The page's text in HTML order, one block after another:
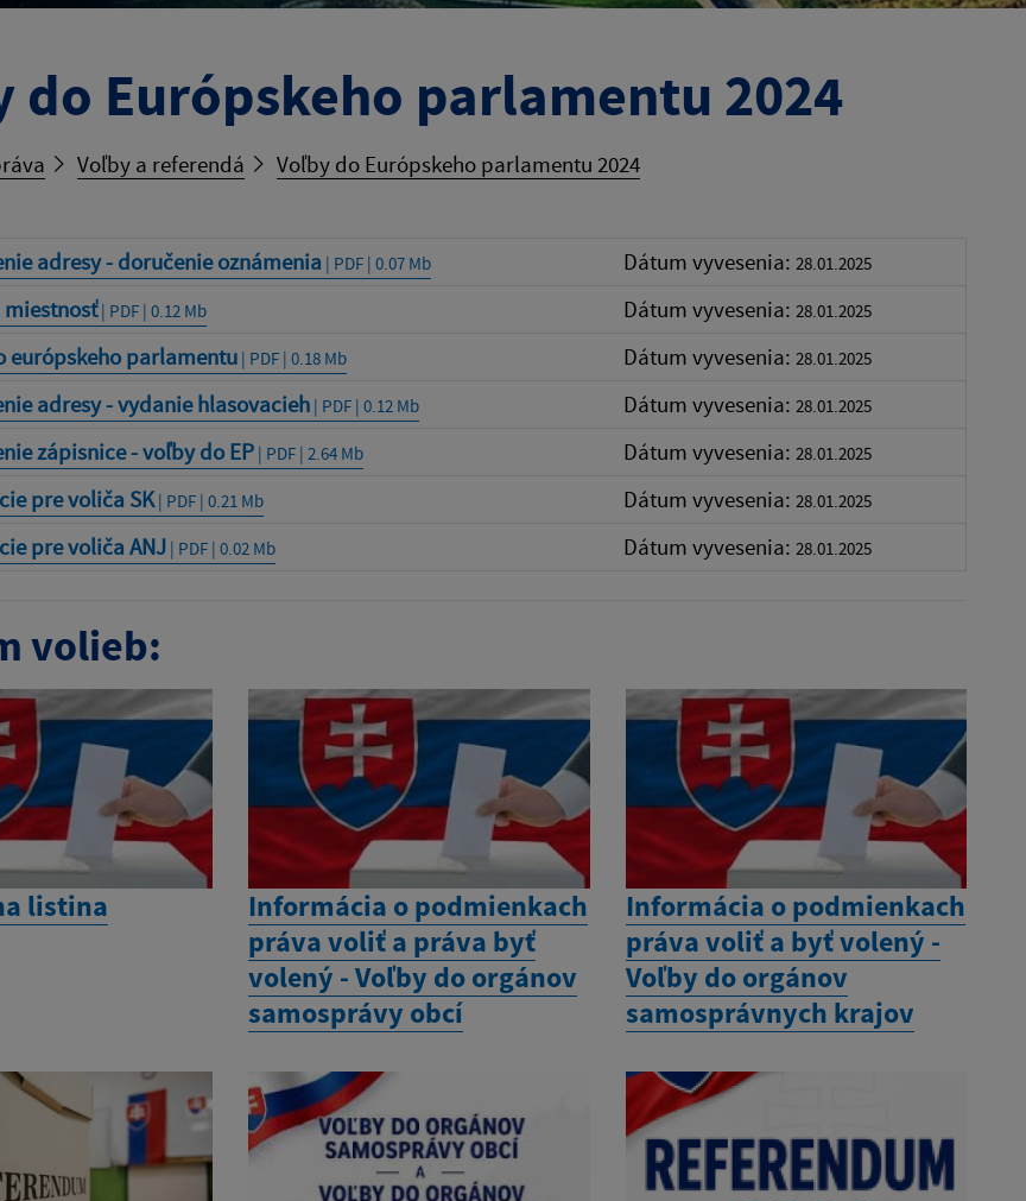
do Európskeho parlamentu 2024
Voľby a referendá Voľby do Európskeho parlamentu 2024
adresy - doručenie oznámenia | PDF | 0.07 Mb Dátum vyvesenia: 28.01.2025
| PDF | 0.12 Mb Dátum vyvesenia: 28.01.2025
európskeho parlamentu| PDF | 0.18 Mb Dátum vyvesenia: 28.01.2025
adresy - vydanie hlasovacieh| PDF | 0.12 Mb Dátum vyvesenia: 28.01.2025
zápisnice - voľby do EP| PDF | 2.64 Mb Dátum vyvesenia: 28.01.2025
pre voliča SK| PDF | 0.21 Mb Dátum vyvesenia: 28.01.2025
pre voliča ANJ| PDF | 0.02 Mb Dátum vyvesenia: 28.01.2025
volieb:
listina
Informácia o podmienkach
práva voliť a práva byť
volený - Voľby do orgánov
samosprávy obcí
Informácia o podmienkach
práva voliť a byť volený -
Voľby do orgánov
samosprávnych krajov